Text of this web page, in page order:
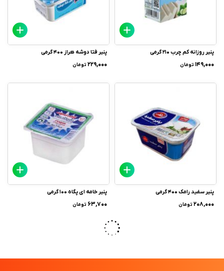
پنیر روزانه کم چرب 210 گرمی
۱۴۹,۰۰۰ تومان
پنیر فتا دوشه هراز 400 گرمی
۲۲۹,۰۰۰ تومان
پنیر سفید رامک 400 گرمی
۲۰۸,۰۰۰ تومان
پنیر خامه ای پگاه 100 گرمی
۶۳,۷۰۰ تومان